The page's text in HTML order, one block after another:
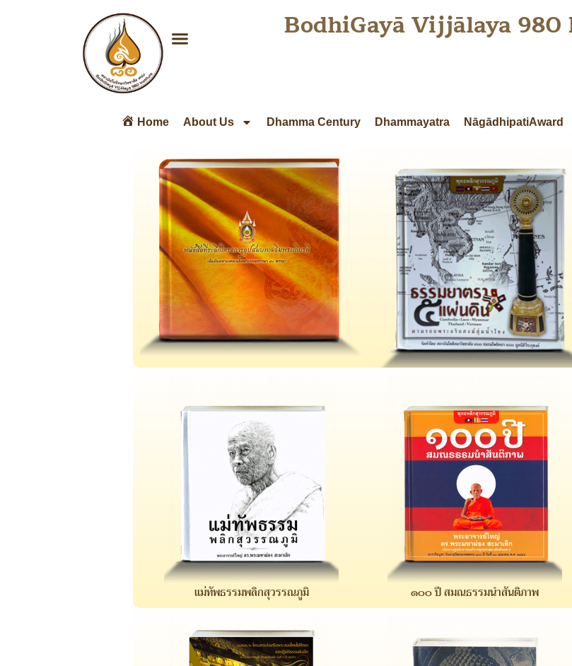
Home About Us Dhamma Century Dhammayatra NāgādhipatiAward
BodhiGayā Vijjālaya
หนังสือที่ระลึกโครงการอุปสมบท
เฉลิมพระเกียรติ เนื่องในมหามงคลเฉลิม
พระชนมพรรษา 80 พรรษา
Read Me
ธรรมยาตรา 5 แผ่นดิน ครั้งที่ 1 ตามรอย
พระอริยสงฆ์ลุ่มน้ำโขง
Read Me
แม่ทัพธรรมพลิกสุวรรณภูมิ ๑๐๐ ปี สมณธรรมนำสันติภาพ